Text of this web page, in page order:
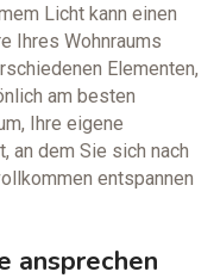
Licht kann einen
Ihres Wohnraums
Elementen,
am besten
Ihre eigene
an dem Sie sich nach
entspannen
ansprechen